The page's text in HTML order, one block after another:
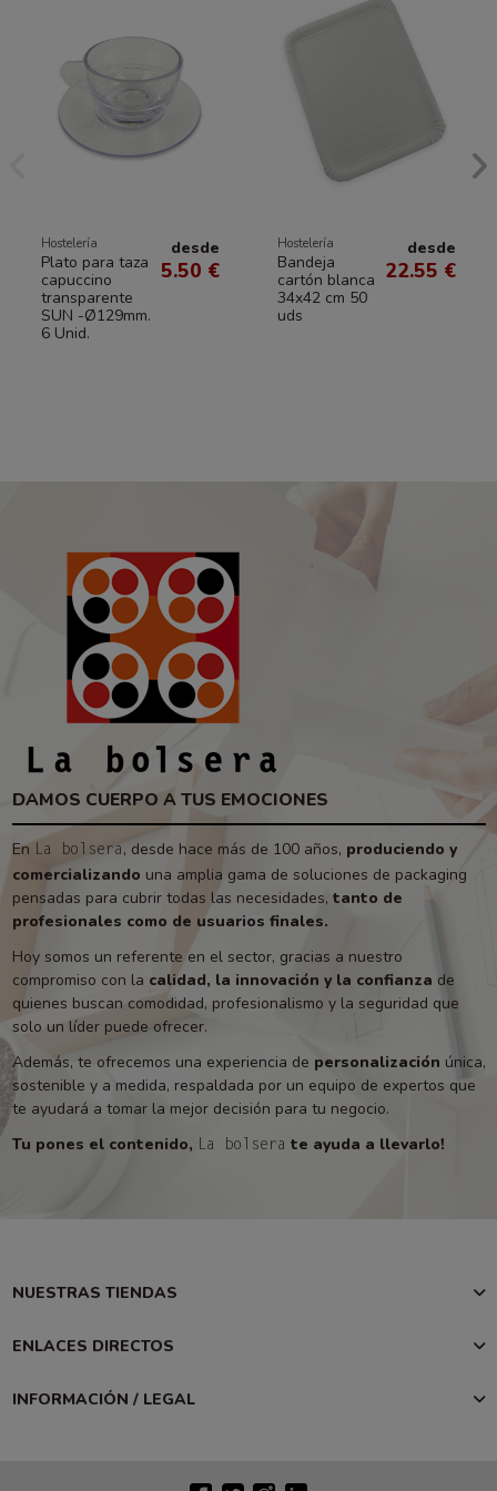
Hostelería
Plato para taza
capuccino
transparente
SUN -Ø129mm.
6 Unid.
desde
5.50 €
Hostelería
Bandeja
cartón blanca
34x42 cm 50
uds
desde
22.55 €
DAMOS CUERPO A TUS EMOCIONES
En La bolsera, desde hace más de 100 años, produciendo y
comercializando una amplia gama de soluciones de packaging
pensadas para cubrir todas las necesidades, tanto de
profesionales como de usuarios finales.
Hoy somos un referente en el sector, gracias a nuestro
compromiso con la calidad, la innovación y la confianza de
quienes buscan comodidad, profesionalismo y la seguridad que
solo un líder puede ofrecer.
Además, te ofrecemos una experiencia de personalización única,
sostenible y a medida, respaldada por un equipo de expertos que
te ayudará a tomar la mejor decisión para tu negocio.
Tu pones el contenido, La bolsera te ayuda a llevarlo!
NUESTRAS TIENDAS
ENLACES DIRECTOS
INFORMACIÓN / LEGAL